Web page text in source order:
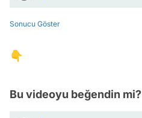
Sonucu Göster
👇
Bu videoyu beğendin mi?